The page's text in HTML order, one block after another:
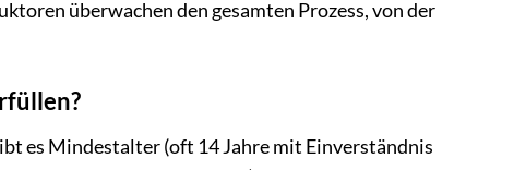
überwachen den gesamten Prozess, von der
es Mindestalter (oft 14 Jahre mit Einverständnis